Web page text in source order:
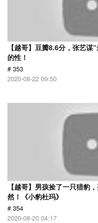
【越哥】豆瓣8.6分，张艺
的性！
# 353
2020-08-22 09:50
【越哥】男孩捡了一只猎豹
然！《小豹杜玛》
# 354
2020-08-20 04:17